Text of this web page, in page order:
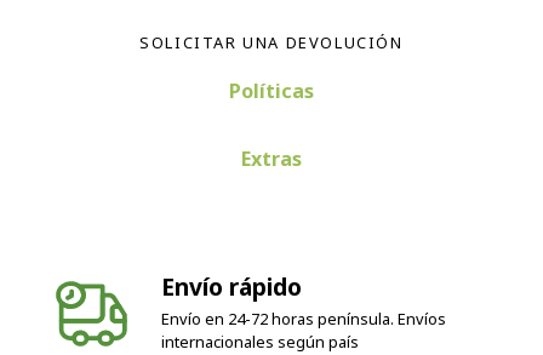
SOLICITAR UNA DEVOLUCIÓN
Políticas
Extras
Envío rápido
Envío en 24-72 horas península. Envíos
internacionales según país